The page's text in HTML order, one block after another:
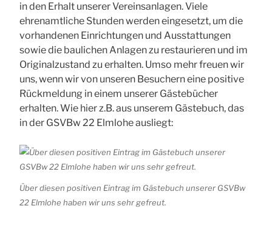
in den Erhalt unserer Vereinsanlagen. Viele
ehrenamtliche Stunden werden eingesetzt, um die
vorhandenen Einrichtungen und Ausstattungen
sowie die baulichen Anlagen zu restaurieren und im
Originalzustand zu erhalten. Umso mehr freuen wir
uns, wenn wir von unseren Besuchern eine positive
Rückmeldung in einem unserer Gästebücher
erhalten. Wie hier z.B. aus unserem Gästebuch, das
in der GSVBw 22 Elmlohe ausliegt:
Über diesen positiven Eintrag im Gästebuch unserer GSVBw
22 Elmlohe haben wir uns sehr gefreut.